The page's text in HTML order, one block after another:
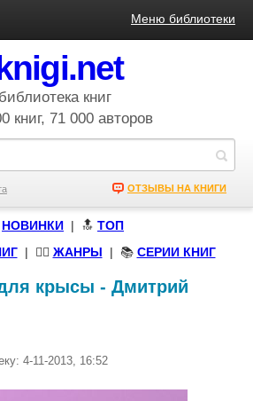
Меню библиотеки
библиотека книг
книг, 71 000 авторов
ОТЗЫВЫ НА КНИГИ
НОВИНКИ | 🔝 ТОП
| 🧝‍♀️ ЖАНРЫ | 📚 СЕРИИ КНИГ
крысы - Дмитрий
4-11-2013, 16:52